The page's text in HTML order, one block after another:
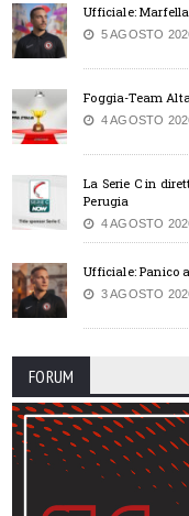
Ufficiale:
5 AGOSTO
Foggia-Team
4 AGOSTO
La Serie C in
Perugia
4 AGOSTO
Ufficiale: Panico
3 AGOSTO
FORUM